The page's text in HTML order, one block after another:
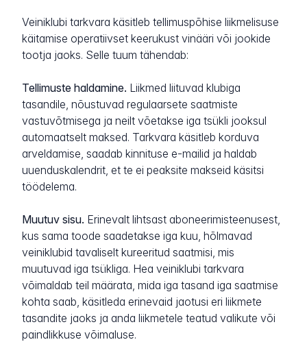
Veiniklubi tarkvara käsitleb tellimuspõhise liikmelisuse
käitamise operatiivset keerukust vinääri või jookide
tootja jaoks. Selle tuum tähendab:
Tellimuste haldamine. Liikmed liituvad klubiga
tasandile, nõustuvad regulaarsete saatmiste
vastuvõtmisega ja neilt võetakse iga tsükli jooksul
automaatselt maksed. Tarkvara käsitleb korduva
arveldamise, saadab kinnituse e-mailid ja haldab
uuenduskalendrit, et te ei peaksite makseid käsitsi
töödelema.
Muutuv sisu. Erinevalt lihtsast aboneerimisteenusest,
kus sama toode saadetakse iga kuu, hõlmavad
veiniklubid tavaliselt kureeritud saatmisi, mis
muutuvad iga tsükliga. Hea veiniklubi tarkvara
võimaldab teil määrata, mida iga tasand iga saatmise
kohta saab, käsitleda erinevaid jaotusi eri liikmete
tasandite jaoks ja anda liikmetele teatud valikute või
paindlikkuse võimaluse.